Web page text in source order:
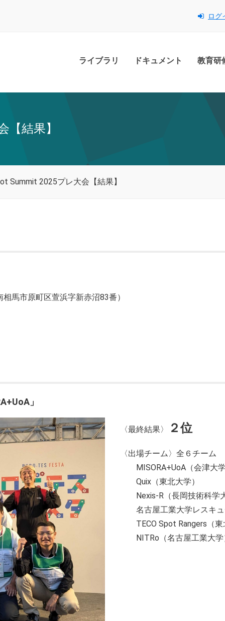
ログ
ライブラリ ドキュメント 教育研
【結果】
Summit 2025プレ大会【結果】
馬市原町区萱浜字新赤沼83番）
」
〈最終結果〉 ２位
〈出場チーム〉全６チーム
MISORA+UoA（会津大
Quix（東北大学）
Nexis-R（長岡技術科学大
名古屋工業大学レスキュ
TECO Spot Rangers（東
NITRo（名古屋工業大学